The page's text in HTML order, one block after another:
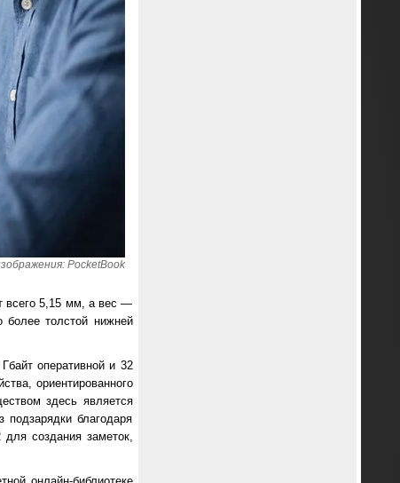
PocketBook
всего 5,15 мм, а вес —
толстой нижней
оперативной и 32
ориентированного
здесь является
благодаря
создания заметок,